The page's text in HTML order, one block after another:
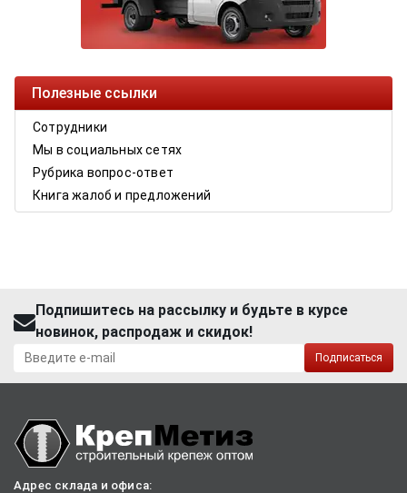
Полезные ссылки
Сотрудники
Мы в социальных сетях
Рубрика вопрос-ответ
Книга жалоб и предложений
Подпишитесь на рассылку и будьте в курсе
новинок, распродаж и скидок!
Подписаться
Адрес склада и офиса: